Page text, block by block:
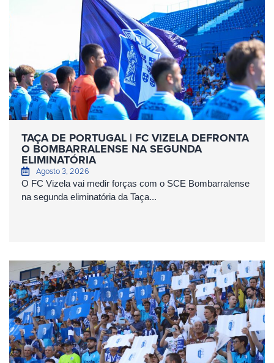
TAÇA DE PORTUGAL | FC VIZELA DEFRONTA
O BOMBARRALENSE NA SEGUNDA
ELIMINATÓRIA
Agosto 3, 2026
O FC Vizela vai medir forças com o SCE Bombarralense
na segunda eliminatória da Taça...